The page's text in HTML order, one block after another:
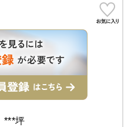
***坪